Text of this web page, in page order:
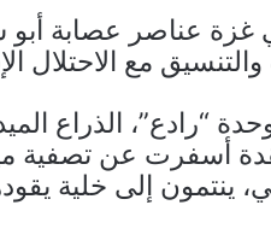
في غزة عناصر عصابة
مع الاحتلال
“رادع”، الذراع
أسفرت عن تصفية
ينتمون إلى خلية